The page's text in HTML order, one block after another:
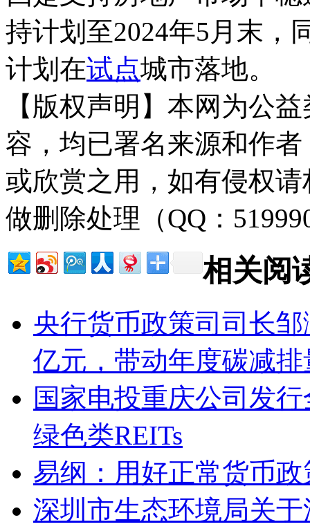
持计划至2024年5月末，
计划在试点城市落地。
【版权声明】本网为公
容，均已署名来源和作
或欣赏之用，如有侵权
做删除处理（QQ：
相关阅
央行货币政策司司长
亿元，带动年度碳减
国家电投重庆公司发
绿色类REITs
易纲：用好正常货币
深圳市生态环境局关